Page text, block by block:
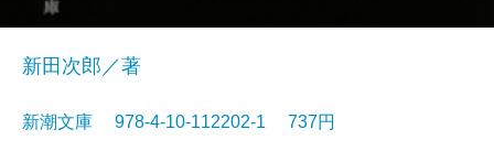
新田次郎／著
新潮文庫 978-4-10-112202-1 737円